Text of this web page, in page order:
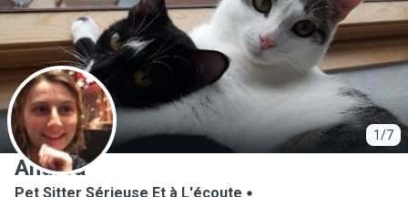
1/7
A
Andréa
Pet Sitter Sérieuse Et à L'écoute